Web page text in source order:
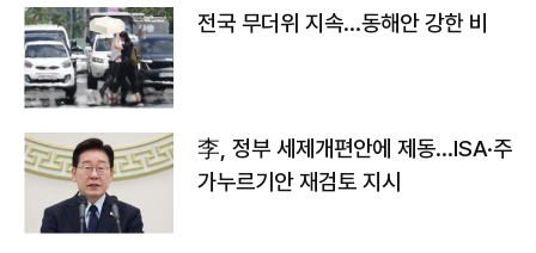
전국 무더위 지속…동해안 강한 비
李, 정부 세제개편안에 제동…ISA·주
가누르기안 재검토 지시